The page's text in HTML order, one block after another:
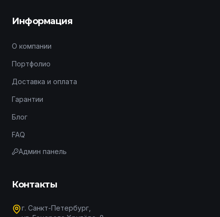
Информация
О компании
Портфолио
Доставка и оплата
Гарантии
Блог
FAQ
Админ панель
Контакты
г. Санкт-Петербург,